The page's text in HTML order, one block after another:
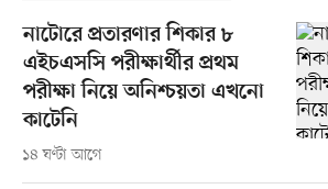
নাটোরে প্রতারণার শিকার ৮
এইচএসসি পরীক্ষার্থীর প্রথম
পরীক্ষা নিয়ে অনিশ্চয়তা এখনো
কাটেনি
১৪ ঘণ্টা আগে